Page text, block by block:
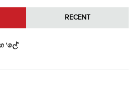
RECENT
‘ලේ’